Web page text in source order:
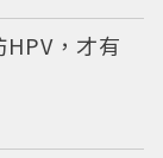
，才有